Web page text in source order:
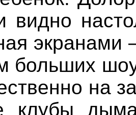
больших
на
клубы